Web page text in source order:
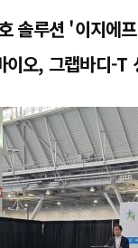
솔루션 '이지에
이오, 그랩바디-T